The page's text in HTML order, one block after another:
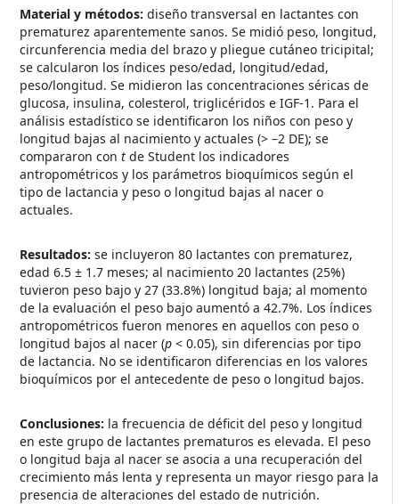
Material y métodos: diseño transversal en lactantes con
prematurez aparentemente sanos. Se midió peso, longitud,
circunferencia media del brazo y pliegue cutáneo tricipital;
se calcularon los índices peso/edad, longitud/edad,
peso/longitud. Se midieron las concentraciones séricas de
glucosa, insulina, colesterol, triglicéridos e IGF-1. Para el
análisis estadístico se identificaron los niños con peso y
longitud bajas al nacimiento y actuales (> –2 DE); se
compararon con tde Student los indicadores
antropométricos y los parámetros bioquímicos según el
tipo de lactancia y peso o longitud bajas al nacer o
actuales.
Resultados: se incluyeron 80 lactantes con prematurez,
edad 6.5 ± 1.7 meses; al nacimiento 20 lactantes (25%)
tuvieron peso bajo y 27 (33.8%) longitud baja; al momento
de la evaluación el peso bajo aumentó a 42.7%. Los índices
antropométricos fueron menores en aquellos con peso o
longitud bajos al nacer (p< 0.05), sin diferencias por tipo
de lactancia. No se identificaron diferencias en los valores
bioquímicos por el antecedente de peso o longitud bajos.
Conclusiones: la frecuencia de déficit del peso y longitud
en este grupo de lactantes prematuros es elevada. El peso
o longitud baja al nacer se asocia a una recuperación del
crecimiento más lenta y representa un mayor riesgo para la
presencia de alteraciones del estado de nutrición.